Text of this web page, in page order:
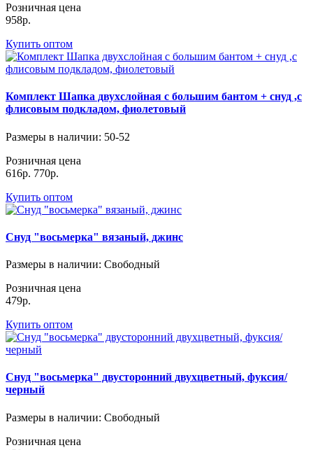
Розничная цена
958р.
Купить оптом
Комплект Шапка двухслойная с большим бантом + снуд ,с
флисовым подкладом, фиолетовый
Размеры в наличии: 50-52
Розничная цена
616р. 770р.
Купить оптом
Снуд "восьмерка" вязаный, джинс
Размеры в наличии: Свободный
Розничная цена
479р.
Купить оптом
Снуд "восьмерка" двусторонний двухцветный, фуксия/
черный
Размеры в наличии: Свободный
Розничная цена